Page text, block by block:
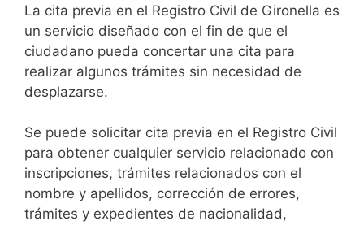
​​​​​​​​​​​​​​​​​​​​​​​​​​​​La cita previa en el Registro Civil de Gironella es
un servicio diseñado con el fin de que el
ciudadano pueda concertar una cita para
realizar algunos trámites sin necesidad de
desplazarse.​
Se puede solicitar cita previa en el Registro Civil
para obtener cualquier servicio relacionado con
inscripciones, trámites relacionados con el
nombre y apellidos, corrección de errores,
trámites y expedientes de nacionalidad,